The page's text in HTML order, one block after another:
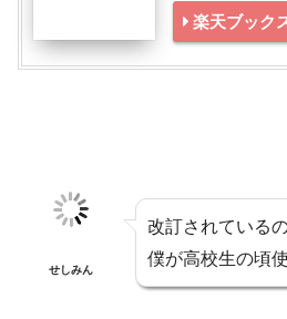
楽天ブック
せしみん
改訂されている
僕が高校生の頃